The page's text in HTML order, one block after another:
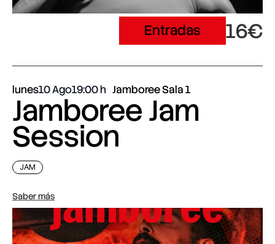
Entradas 16€
lunes10 Ago19:00 Jamboree Sala 1
Jamboree Jam
Session
JAM
Saber más